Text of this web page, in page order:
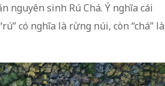
nguyên sinh Rú Chá. Ý nghĩa cái
có nghĩa là rừng núi, còn “chá” là